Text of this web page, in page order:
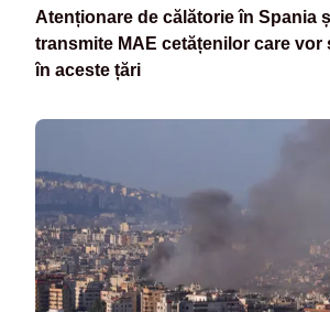
Atenționare de călătorie în Spania
transmite MAE cetățenilor care vor
în aceste țări